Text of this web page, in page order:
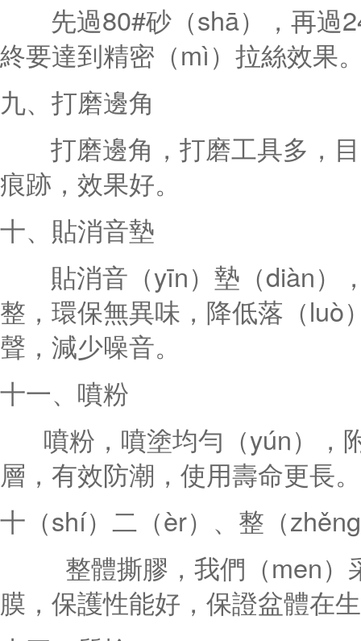
先過80#砂（shā），再過
終要達到精密（mì）拉絲效果
九、打磨邊角
打磨邊角，打磨工具多，目
痕跡，效果好。
十、貼消音墊
貼消音（yīn）墊（diàn）
整，環保無異味，降低落（luò
聲，減少噪音。
十一、噴粉
噴粉，噴塗均勻（yún），
層，有效防潮，使用壽命更長。
十（shí）二（èr）、整（
整體撕膠，我們（men）
膜，保護性能好，保證盆體在